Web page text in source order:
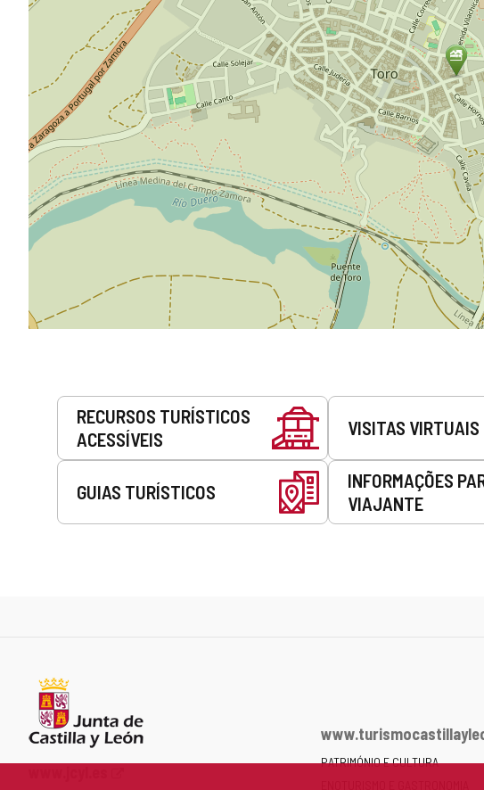
Serviços
RECURSOS TURÍSTICOS
ACESSÍVEIS
VISITAS VIRTUAIS
GUIAS TURÍSTICOS
INFORMAÇÕES
VIAJANTE
PATRIMÓNIO E CULTURA